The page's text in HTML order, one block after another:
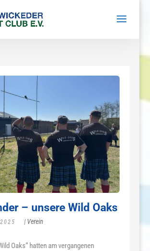
– unsere Wild Oaks
| Verein
Oaks“ hatten am vergangenen